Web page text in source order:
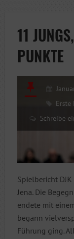
11
PUNKTE
Erste
Schreibe
Spielbericht
Jena. Die
endete mit
begann
Führung ging.